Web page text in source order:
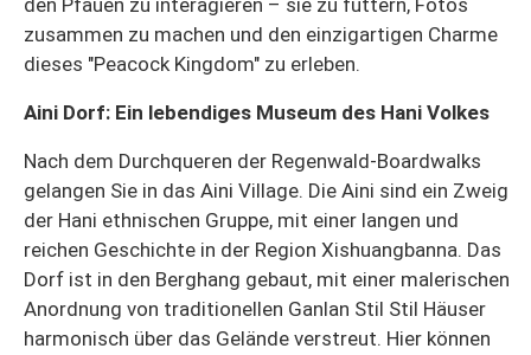
den Pfauen zu interagieren – sie zu füttern, Fotos
zusammen zu machen und den einzigartigen Charme
dieses "Peacock Kingdom" zu erleben.
Aini Dorf: Ein lebendiges Museum des Hani Volkes
Nach dem Durchqueren der Regenwald-Boardwalks
gelangen Sie in das Aini Village. Die Aini sind ein Zweig
der Hani ethnischen Gruppe, mit einer langen und
reichen Geschichte in der Region Xishuangbanna. Das
Dorf ist in den Berghang gebaut, mit einer malerischen
Anordnung von traditionellen Ganlan Stil Stil Häuser
harmonisch über das Gelände verstreut. Hier können